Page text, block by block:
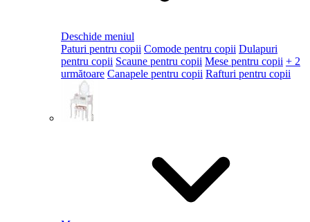
Deschide meniul
Paturi pentru copii Comode pentru copii Dulapuri
pentru copii Scaune pentru copii Mese pentru copii + 2
următoare Canapele pentru copii Rafturi pentru copii